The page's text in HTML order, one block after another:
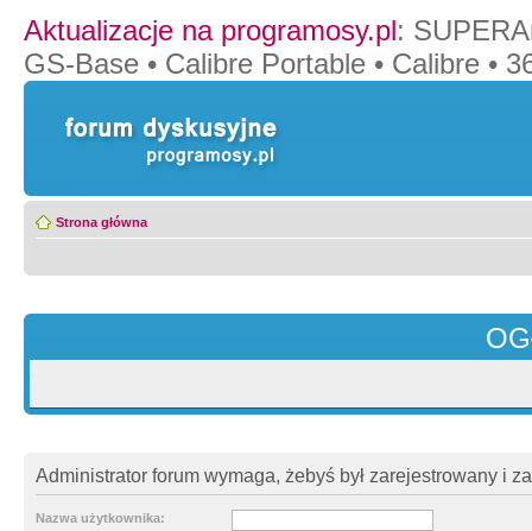
Aktualizacje na programosy.pl:
GS-Base • Calibre Portable • Calibre •
Strona główna
Administrator forum wymaga, żebyś był zarejestrowany i
Nazwa użytkownika: